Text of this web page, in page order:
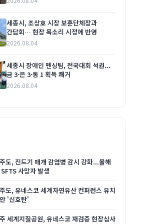
세종시, 조상호 시장 보훈단체장과
간담회… 현장 목소리 시정에 반영
2026.08.04
세종시 장애인 펜싱팀, 전국대회 석권...
금 3·은 3·동 1 획득 쾌거
2026.08.04
도, 진드기 매개 감염병 감시 강화...올해
사망자 발생
도, 유네스코 세계자연유산 컨퍼런스 유치
'신호탄'
세계지질공원, 유네스코 재검증 현장심사